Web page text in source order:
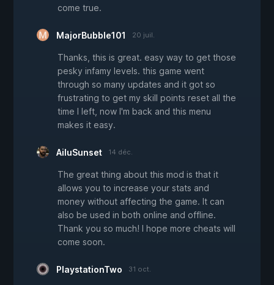
come true.
MajorBubble101 20 juil.
Thanks, this is great. easy way to get those
pesky infamy levels. this game went
through so many updates and it got so
frustrating to get my skill points reset all the
time I left, now I'm back and this menu
makes it easy.
AiluSunset 14 déc.
The great thing about this mod is that it
allows you to increase your stats and
money without affecting the game. It can
also be used in both online and offline.
Thank you so much! I hope more cheats will
come soon.
PlaystationTwo 31 oct.